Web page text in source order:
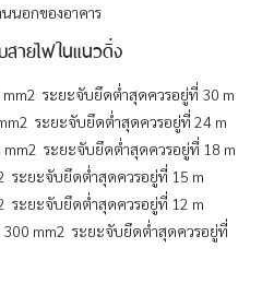
นอกของอาคาร
สายไฟในแนวดิ่ง
ระยะจับยึดต่ำสุดควรอยู่ที่ 30 m
ระยะจับยึดต่ำสุดควรอยู่ที่ 24 m
ระยะจับยึดต่ำสุดควรอยู่ที่ 18 m
ระยะจับยึดต่ำสุดควรอยู่ที่ 15 m
ระยะจับยึดต่ำสุดควรอยู่ที่ 12 m
mm2 ระยะจับยึดต่ำสุดควรอยู่ที่